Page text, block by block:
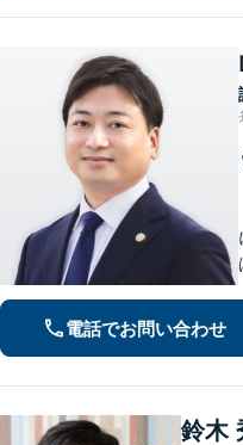
電話でお問い合わせ
鈴木